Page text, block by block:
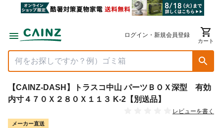
ログイン・新規会員登録
カート
【CAINZ-DASH】トラスコ中山 パーツＢＯＸ深型 有効
内寸４７０Ｘ２８０Ｘ１１３ K-2【別送品】
レビューを書く
メーカー直送